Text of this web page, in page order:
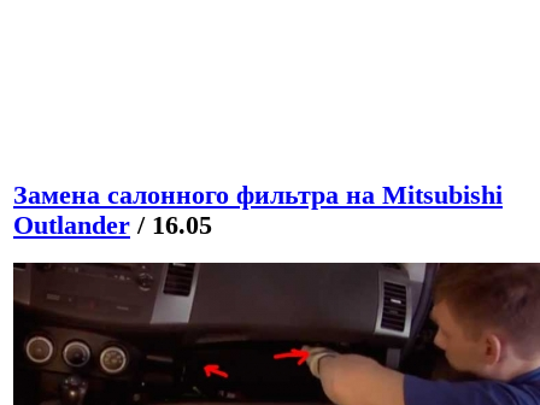
Замена салонного фильтра на Mitsubishi
Outlander / 16.05